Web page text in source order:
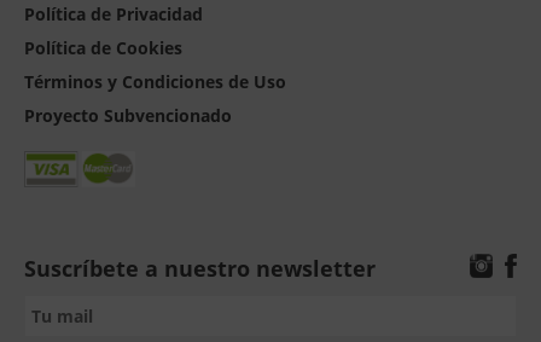
Política de Privacidad
Política de Cookies
Términos y Condiciones de Uso
Proyecto Subvencionado
Suscríbete a nuestro newsletter